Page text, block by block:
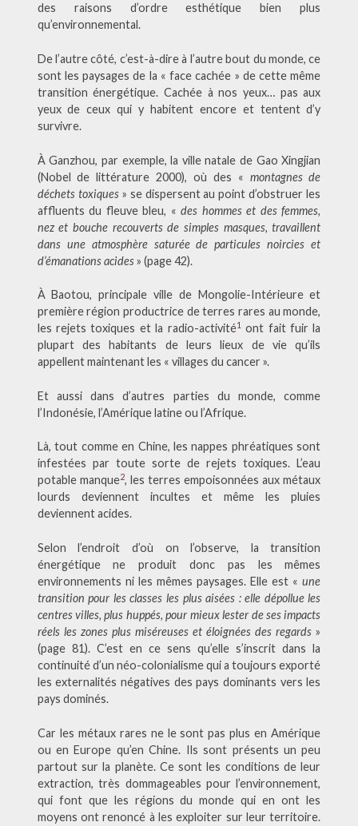
des raisons d’ordre esthétique bien plus
qu’environnemental.
De l’autre côté, c’est-à-dire à l’autre bout du monde, ce
sont les paysages de la « face cachée » de cette même
transition énergétique. Cachée à nos yeux… pas aux
yeux de ceux qui y habitent encore et tentent d’y
survivre.
À Ganzhou, par exemple, la ville natale de Gao Xingjian
(Nobel de littérature 2000), où des « montagnes de
déchets toxiques» se dispersent au point d’obstruer les
affluents du fleuve bleu, «des hommes et des femmes,
nez et bouche recouverts de simples masques, travaillent
dans une atmosphère saturée de particules noircies et
d’émanations acides» (page 42).
À Baotou, principale ville de Mongolie-Intérieure et
première région productrice de terres rares au monde,
les rejets toxiques et la radio-activité1ont fait fuir la
plupart des habitants de leurs lieux de vie qu’ils
appellent maintenant les « villages du cancer ».
Et aussi dans d’autres parties du monde, comme
l’Indonésie, l’Amérique latine ou l’Afrique.
Là, tout comme en Chine, les nappes phréatiques sont
infestées par toute sorte de rejets toxiques. L’eau
potable manque2, les terres empoisonnées aux métaux
lourds deviennent incultes et même les pluies
deviennent acides.
Selon l’endroit d’où on l’observe, la transition
énergétique ne produit donc pas les mêmes
environnements ni les mêmes paysages. Elle est «une
transition pour les classes les plus aisées : elle dépollue les
centres villes, plus huppés, pour mieux lester de ses impacts
réels les zones plus miséreuses et éloignées des regards »
(page 81). C’est en ce sens qu’elle s’inscrit dans la
continuité d’un néo-colonialisme qui a toujours exporté
les externalités négatives des pays dominants vers les
pays dominés.
Car les métaux rares ne le sont pas plus en Amérique
ou en Europe qu’en Chine. Ils sont présents un peu
partout sur la planète. Ce sont les conditions de leur
extraction, très dommageables pour l’environnement,
qui font que les régions du monde qui en ont les
moyens ont renoncé à les exploiter sur leur territoire.